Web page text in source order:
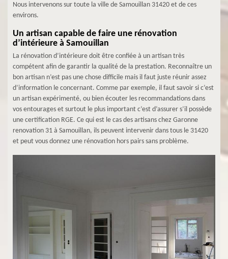
Nous intervenons sur toute la ville de Samouillan 31420 et de ces
environs.
Un artisan capable de faire une rénovation
d’intérieure à Samouillan
La rénovation d’intérieure doit être confiée à un artisan très
compétent afin de garantir la qualité de la prestation. Reconnaître un
bon artisan n’est pas une chose difficile mais il faut juste réunir assez
d’information le concernant. Comme par exemple, il faut savoir si c’est
un artisan expérimenté, ou bien écouter les recommandations dans
vos entourages et surtout le plus important c’est d’assurer s’il possède
une certification RGE. Ce qui est le cas des artisans chez Garonne
renovation 31 à Samouillan, ils peuvent intervenir dans tous le 31420
et peut vous donnez une rénovation hors pairs sans problème.